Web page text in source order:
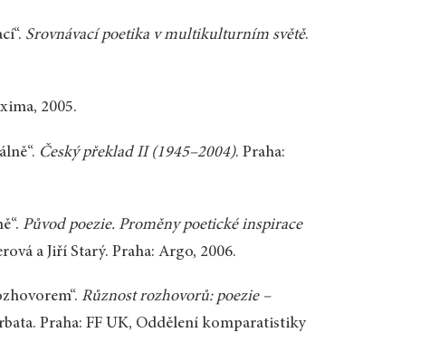
Srovnávací poetika v multikulturním světě.
2005.
Český překlad II (1945–2004). Praha:
Původ poezie. Proměny poetické inspirace
a Jiří Starý. Praha: Argo, 2006.
Různost rozhovorů: poezie –
Praha: FF UK, Oddělení komparatistiky